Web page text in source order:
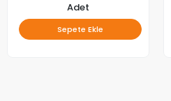
Adet
Sepete Ekle